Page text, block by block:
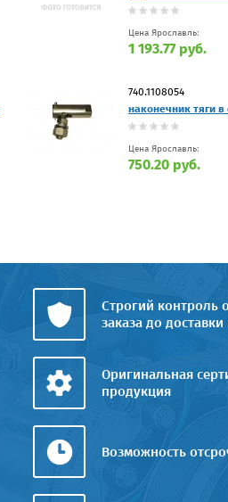
Цена Ярославль:
1 193.77 руб.
740.1108054
наконечник тяги
Цена Ярославль:
750.20 руб.
Строгий контроль
заказа до
Оригинальная
продукция
Возможность